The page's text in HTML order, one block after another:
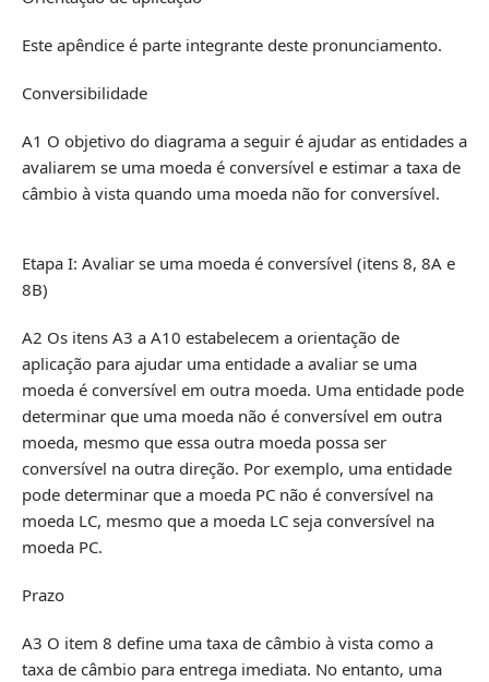
Este apêndice é parte integrante deste pronunciamento.
Conversibilidade
A1 O objetivo do diagrama a seguir é ajudar as entidades a
avaliarem se uma moeda é conversível e estimar a taxa de
câmbio à vista quando uma moeda não for conversível.
Etapa I: Avaliar se uma moeda é conversível (itens 8, 8A e
8B)
A2 Os itens A3 a A10 estabelecem a orientação de
aplicação para ajudar uma entidade a avaliar se uma
moeda é conversível em outra moeda. Uma entidade pode
determinar que uma moeda não é conversível em outra
moeda, mesmo que essa outra moeda possa ser
conversível na outra direção. Por exemplo, uma entidade
pode determinar que a moeda PC não é conversível na
moeda LC, mesmo que a moeda LC seja conversível na
moeda PC.
Prazo
A3 O item 8 define uma taxa de câmbio à vista como a
taxa de câmbio para entrega imediata. No entanto, uma